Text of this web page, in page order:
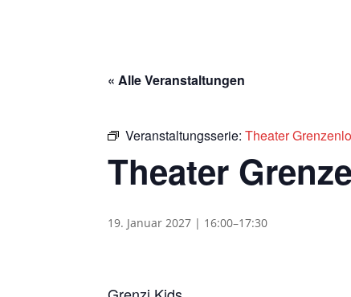
« Alle Veranstaltungen
Veranstaltungsserie:Theater
Theater
19. Januar 2027 | 16:00–17:30